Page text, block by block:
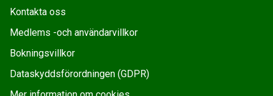
Kontakta oss
Medlems -och användarvillkor
Bokningsvillkor
Dataskyddsförordningen (GDPR)